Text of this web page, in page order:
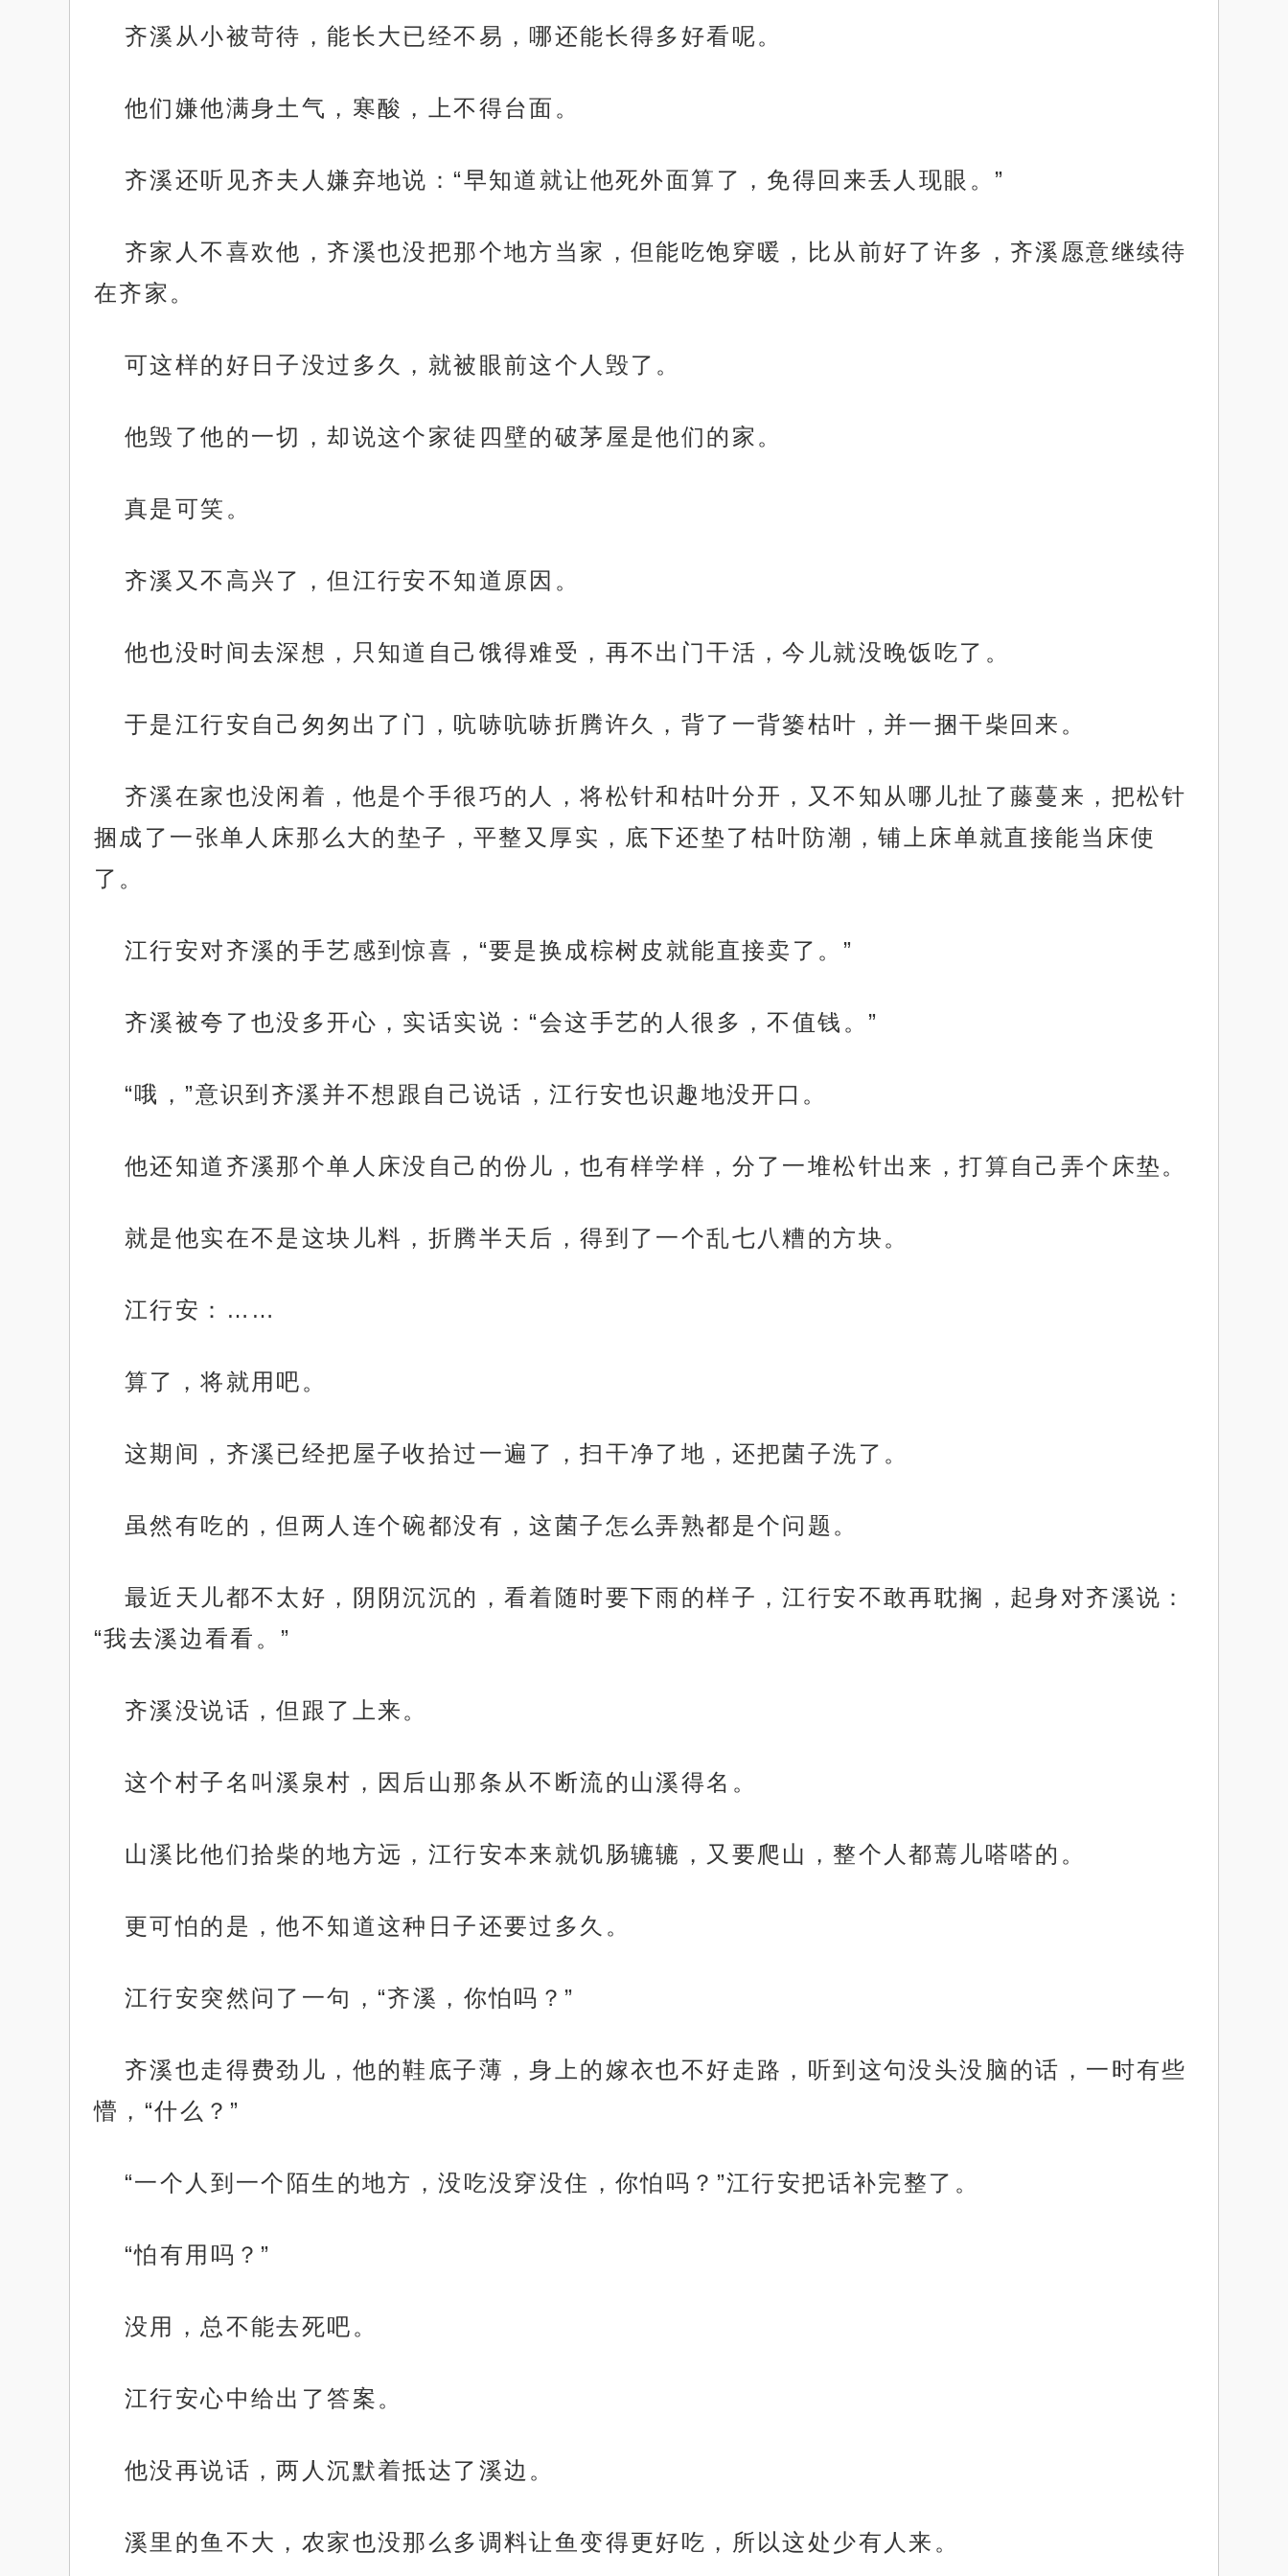
齐溪从小被苛待，能长大已经不易，哪还能长得多好看呢。
他们嫌他满身土气，寒酸，上不得台面。
齐溪还听见齐夫人嫌弃地说：“早知道就让他死外面算了，免得回来丢人现眼。”
齐家人不喜欢他，齐溪也没把那个地方当家，但能吃饱穿暖，比从前好了许多，齐溪愿意继续待
在齐家。
可这样的好日子没过多久，就被眼前这个人毁了。
他毁了他的一切，却说这个家徒四壁的破茅屋是他们的家。
真是可笑。
齐溪又不高兴了，但江行安不知道原因。
他也没时间去深想，只知道自己饿得难受，再不出门干活，今儿就没晚饭吃了。
于是江行安自己匆匆出了门，吭哧吭哧折腾许久，背了一背篓枯叶，并一捆干柴回来。
齐溪在家也没闲着，他是个手很巧的人，将松针和枯叶分开，又不知从哪儿扯了藤蔓来，把松针
捆成了一张单人床那么大的垫子，平整又厚实，底下还垫了枯叶防潮，铺上床单就直接能当床使
了。
江行安对齐溪的手艺感到惊喜，“要是换成棕树皮就能直接卖了。”
齐溪被夸了也没多开心，实话实说：“会这手艺的人很多，不值钱。”
“哦，”意识到齐溪并不想跟自己说话，江行安也识趣地没开口。
他还知道齐溪那个单人床没自己的份儿，也有样学样，分了一堆松针出来，打算自己弄个床垫。
就是他实在不是这块儿料，折腾半天后，得到了一个乱七八糟的方块。
江行安：……
算了，将就用吧。
这期间，齐溪已经把屋子收拾过一遍了，扫干净了地，还把菌子洗了。
虽然有吃的，但两人连个碗都没有，这菌子怎么弄熟都是个问题。
最近天儿都不太好，阴阴沉沉的，看着随时要下雨的样子，江行安不敢再耽搁，起身对齐溪说：
“我去溪边看看。”
齐溪没说话，但跟了上来。
这个村子名叫溪泉村，因后山那条从不断流的山溪得名。
山溪比他们拾柴的地方远，江行安本来就饥肠辘辘，又要爬山，整个人都蔫儿嗒嗒的。
更可怕的是，他不知道这种日子还要过多久。
江行安突然问了一句，“齐溪，你怕吗？”
齐溪也走得费劲儿，他的鞋底子薄，身上的嫁衣也不好走路，听到这句没头没脑的话，一时有些
懵，“什么？”
“一个人到一个陌生的地方，没吃没穿没住，你怕吗？”江行安把话补完整了。
“怕有用吗？”
没用，总不能去死吧。
江行安心中给出了答案。
他没再说话，两人沉默着抵达了溪边。
溪里的鱼不大，农家也没那么多调料让鱼变得更好吃，所以这处少有人来。